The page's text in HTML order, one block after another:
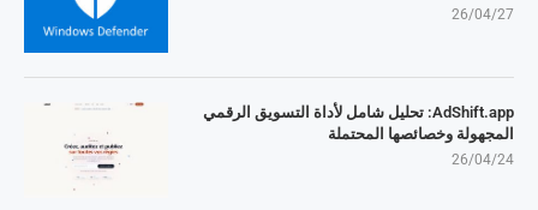
26/04/27
AdShift.app: تحليل شامل لأداة التسويق الرقمي
المجهولة وخصائصها المحتملة
26/04/24